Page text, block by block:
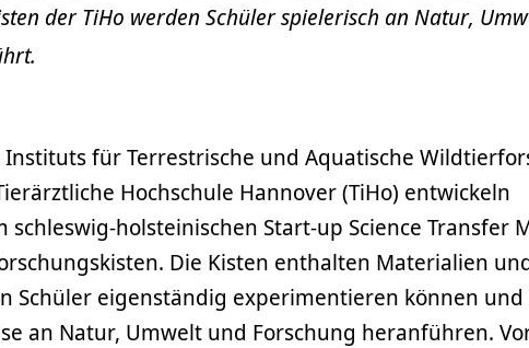
der TiHo werden Schüler spielerisch an Natur,
für Terrestrische und Aquatische
Hochschule Hannover (TiHo) entwickeln
holsteinischen Start-up Science Transfer
Die Kisten enthalten Materialien
Schüler eigenständig experimentieren können und
an Natur, Umwelt und Forschung heranführen.